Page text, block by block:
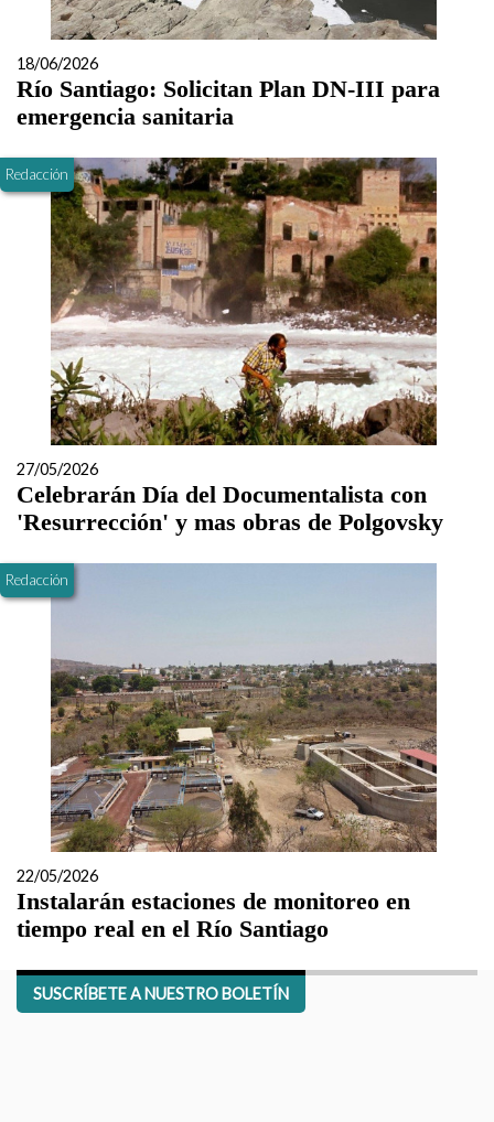
18/06/2026
Río Santiago: Solicitan Plan DN-III para
emergencia sanitaria
Redacción
27/05/2026
Celebrarán Día del Documentalista con
'Resurrección' y mas obras de Polgovsky
Redacción
22/05/2026
Instalarán estaciones de monitoreo en
tiempo real en el Río Santiago
SUSCRÍBETE A NUESTRO BOLETÍN